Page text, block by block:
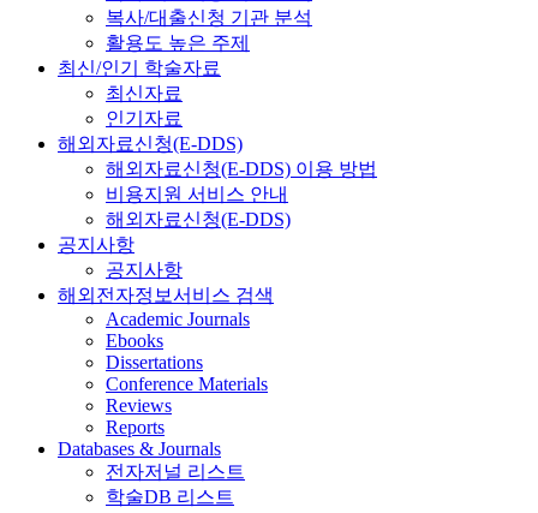
복사/대출신청 기관 분석
활용도 높은 주제
최신/인기 학술자료
최신자료
인기자료
해외자료신청(E-DDS)
해외자료신청(E-DDS) 이용 방법
비용지원 서비스 안내
해외자료신청(E-DDS)
공지사항
공지사항
해외전자정보서비스 검색
Academic Journals
Ebooks
Dissertations
Conference Materials
Reviews
Reports
Databases & Journals
전자저널 리스트
학술DB 리스트